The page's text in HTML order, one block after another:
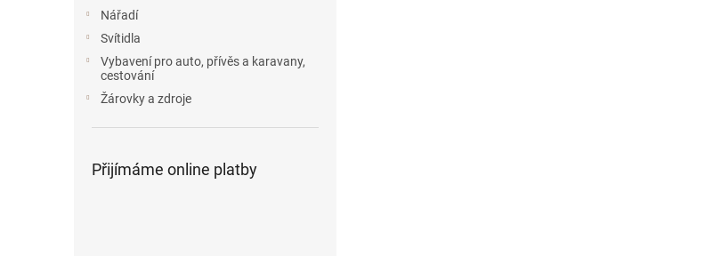
Nářadí
Svítidla
Vybavení pro auto, přívěs a karavany,
cestování
Žárovky a zdroje
Přijímáme online platby